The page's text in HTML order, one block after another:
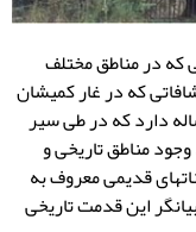
كه در مناطق مختلف
كه در غار كمیشان
دارد كه در طی سیر
مناطق تاریخی و
قدیمی معروف به
این قدمت تاریخی